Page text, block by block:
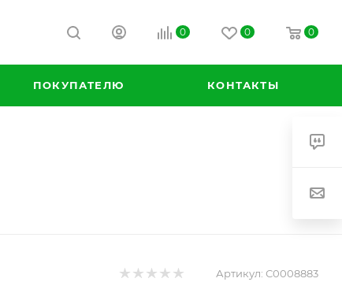
0 0 0
ПОКУПАТЕЛЮ КОНТАКТЫ
Артикул: С0008883